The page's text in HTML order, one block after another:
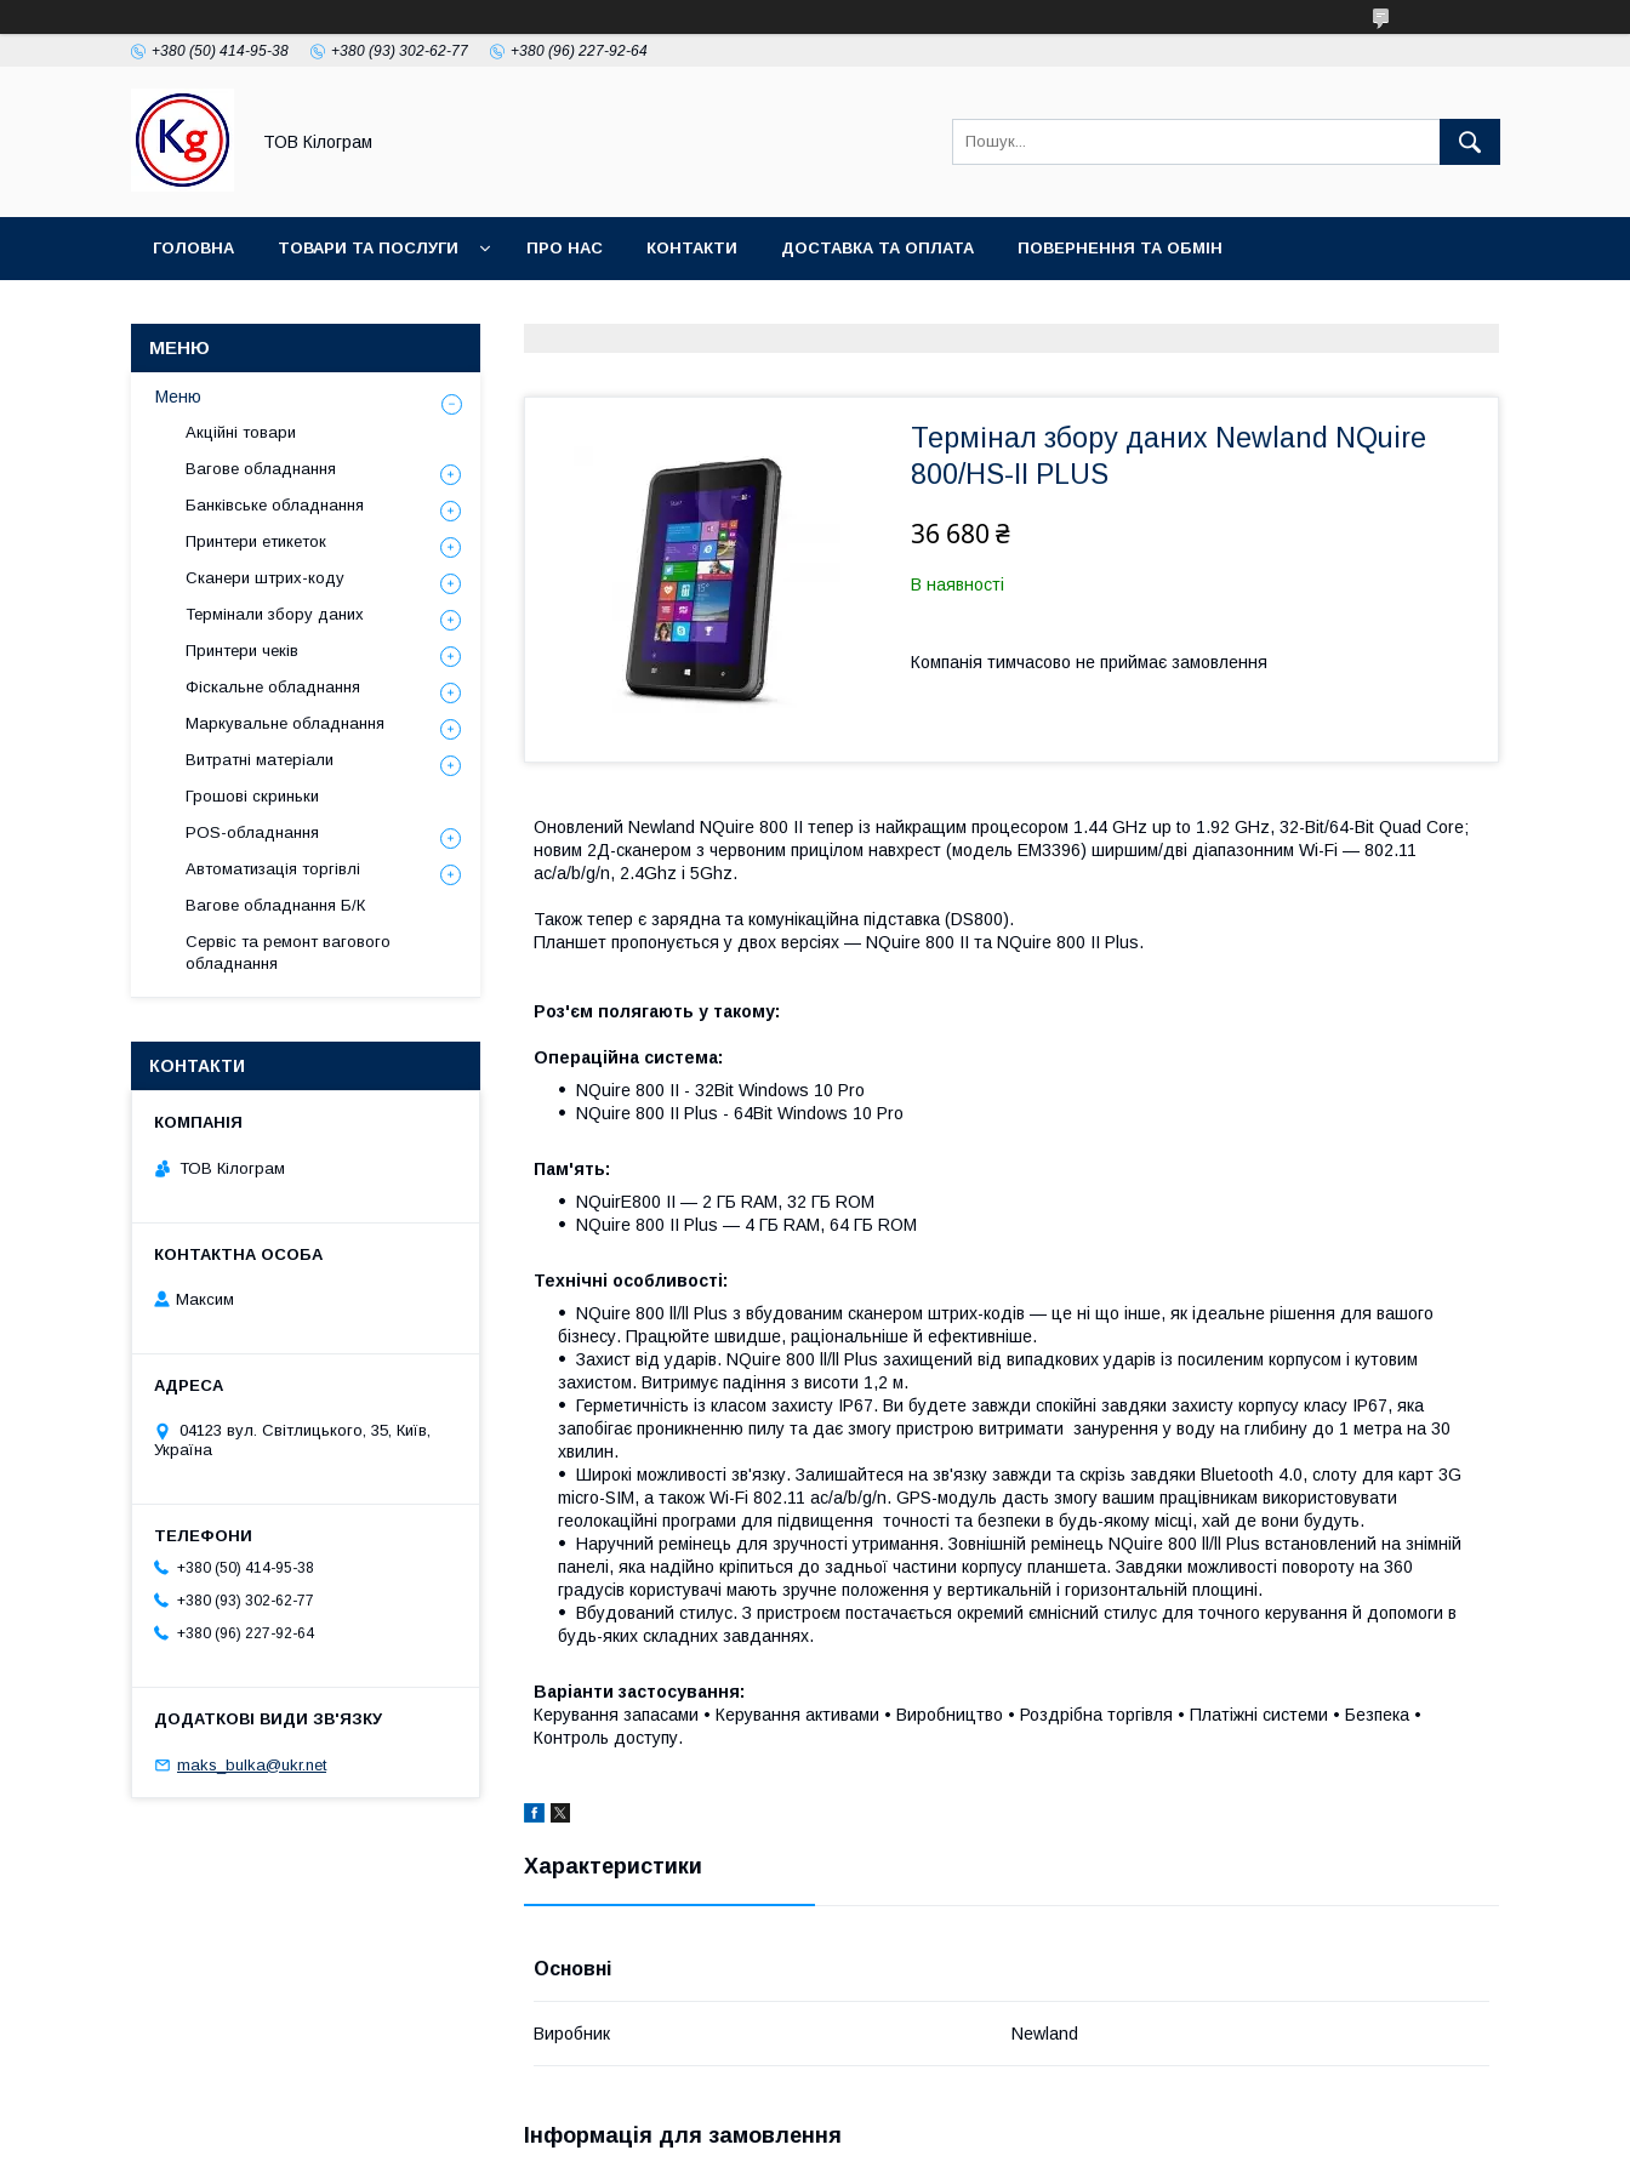
+380 (50) 414-95-38 +380 (93) 302-62-77 +380 (96) 227-92-64
ТОВ Кілограм
ГОЛОВНА ТОВАРИ ТА ПОСЛУГИ ПРО НАС КОНТАКТИ ДОСТАВКА ТА ОПЛАТА ПОВЕРНЕННЯ ТА ОБМІН
Термінал збору даних Newland NQuire
800/HS-II PLUS
36 680 ₴
В наявності
Компанія тимчасово не приймає замовлення
Оновлений Newland NQuire 800 II тепер із найкращим процесором 1.44 GHz up to 1.92 GHz, 32-Bit/64-Bit Quad Core;
новим 2Д-сканером з червоним прицілом навхрест (модель EM3396) ширшим/дві діапазонним Wi-Fi — 802.11
ac/a/b/g/n, 2.4Ghz і 5Ghz.
Також тепер є зарядна та комунікаційна підставка (DS800).
Планшет пропонується у двох версіях — NQuire 800 II та NQuire 800 II Plus.
Роз'єм полягають у такому:
Операційна система:
NQuire 800 II - 32Bit Windows 10 Pro
NQuire 800 II Plus - 64Bit Windows 10 Pro
Пам'ять:
NQuirE800 II — 2 ГБ RAM, 32 ГБ ROM
NQuire 800 II Plus — 4 ГБ RAM, 64 ГБ ROM
Технічні особливості:
NQuire 800 ll/ll Plus з вбудованим сканером штрих-кодів — це ні що інше, як ідеальне рішення для вашого
бізнесу. Працюйте швидше, раціональніше й ефективніше.
Захист від ударів. NQuire 800 ll/ll Plus захищений від випадкових ударів із посиленим корпусом і кутовим
захистом. Витримує падіння з висоти 1,2 м.
Герметичність із класом захисту IP67. Ви будете завжди спокійні завдяки захисту корпусу класу IP67, яка
запобігає проникненню пилу та дає змогу пристрою витримати занурення у воду на глибину до 1 метра на 30
хвилин.
Широкі можливості зв'язку. Залишайтеся на зв'язку завжди та скрізь завдяки Bluetooth 4.0, слоту для карт 3G
micro-SIM, а також Wi-Fi 802.11 ac/a/b/g/n. GPS-модуль дасть змогу вашим працівникам використовувати
геолокаційні програми для підвищення точності та безпеки в будь-якому місці, хай де вони будуть.
Наручний ремінець для зручності утримання. Зовнішній ремінець NQuire 800 ll/ll Plus встановлений на знімній
панелі, яка надійно кріпиться до задньої частини корпусу планшета. Завдяки можливості повороту на 360
градусів користувачі мають зручне положення у вертикальній і горизонтальній площині.
Вбудований стилус. З пристроєм постачається окремий ємнісний стилус для точного керування й допомоги в
будь-яких складних завданнях.
Варіанти застосування:
Керування запасами • Керування активами • Виробництво • Роздрібна торгівля • Платіжні системи • Безпека •
Контроль доступу.
Характеристики
Основні
Виробник Newland
Інформація для замовлення
Меню
Акційні товари
Вагове обладнання
Банківське обладнання
Принтери етикеток
Сканери штрих-коду
Термінали збору даних
Принтери чеків
Фіскальне обладнання
Маркувальне обладнання
Витратні матеріали
Грошові скриньки
POS-обладнання
Автоматизація торгівлі
Вагове обладнання Б/К
Сервіс та ремонт вагового
обладнання
КОНТАКТИ
ТОВ Кілограм
Максим
04123 вул. Світлицького, 35, Київ,
Україна
+380 (50) 414-95-38
+380 (93) 302-62-77
+380 (96) 227-92-64
maks_bulka@ukr.net